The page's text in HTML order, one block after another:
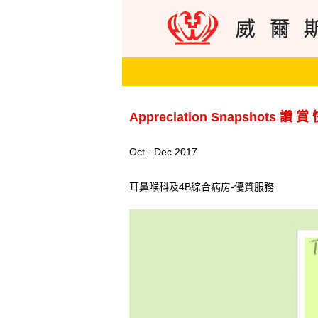
Appreciation Snapshots 讚 賞
Oct - Dec 2017
耳鼻喉科及4B綜合病房-優質服務